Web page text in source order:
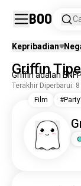
Boo
Kepribadian
Griffin
Griffin adalah
Terakhir Diperbarui:
Film